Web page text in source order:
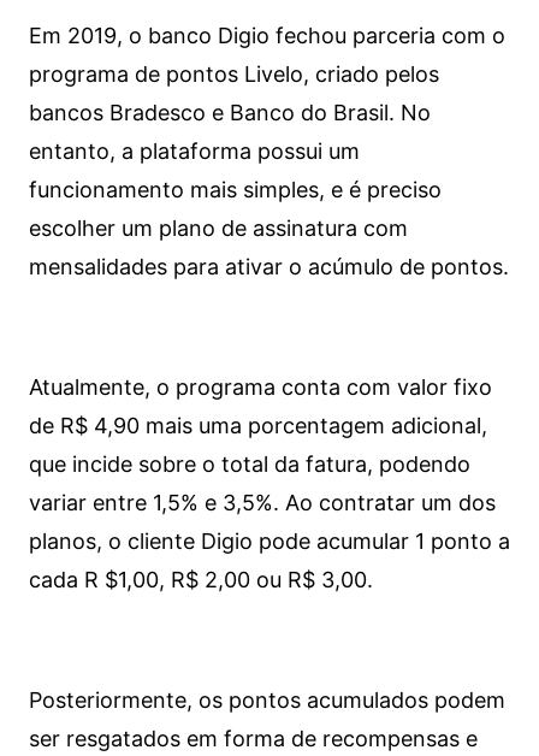
Em 2019, o banco Digio fechou parceria com o
programa de pontos Livelo, criado pelos
bancos Bradesco e Banco do Brasil. No
entanto, a plataforma possui um
funcionamento mais simples, e é preciso
escolher um plano de assinatura com
mensalidades para ativar o acúmulo de pontos.
Atualmente, o programa conta com valor fixo
de R$ 4,90 mais uma porcentagem adicional,
que incide sobre o total da fatura, podendo
variar entre 1,5% e 3,5%. Ao contratar um dos
planos, o cliente Digio pode acumular 1 ponto a
cada R $1,00, R$ 2,00 ou R$ 3,00.
Posteriormente, os pontos acumulados podem
ser resgatados em forma de recompensas e